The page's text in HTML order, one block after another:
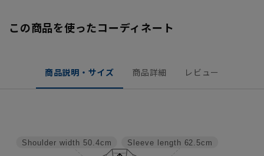
この商品を使ったコーディネート
商品説明・サイズ 商品詳細 レビュー
Sleeve length 62.5cm
Shoulder width 50.4cm